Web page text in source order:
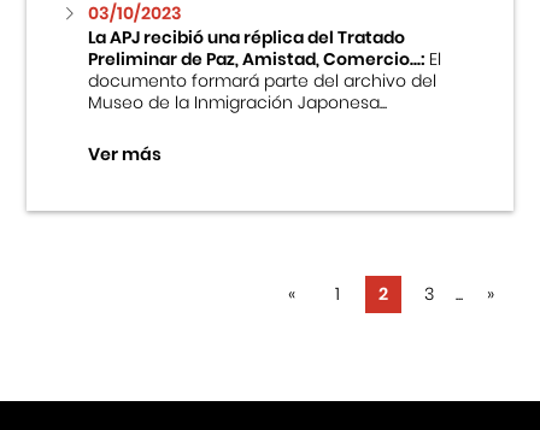
03/10/2023
La APJ recibió una réplica del Tratado
Preliminar de Paz, Amistad, Comercio...:El
documento formará parte del archivo del
Museo de la Inmigración Japonesa...
Ver más
« 1 2 3 ... »